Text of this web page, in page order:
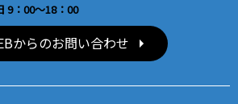
9：00～18：00
からのお問い合わせ